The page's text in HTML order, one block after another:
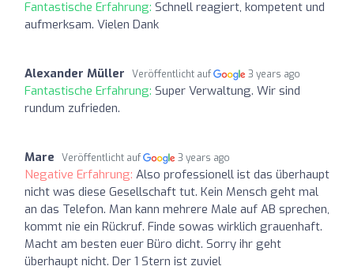
Fantastische Erfahrung: Schnell reagiert, kompetent und
aufmerksam. Vielen Dank
Alexander Müller Veröffentlicht auf 3 years ago
Fantastische Erfahrung: Super Verwaltung. Wir sind
rundum zufrieden.
Mare Veröffentlicht auf 3 years ago
Negative Erfahrung: Also professionell ist das überhaupt
nicht was diese Gesellschaft tut. Kein Mensch geht mal
an das Telefon. Man kann mehrere Male auf AB sprechen,
kommt nie ein Rückruf. Finde sowas wirklich grauenhaft.
Macht am besten euer Büro dicht. Sorry ihr geht
überhaupt nicht. Der 1 Stern ist zuviel